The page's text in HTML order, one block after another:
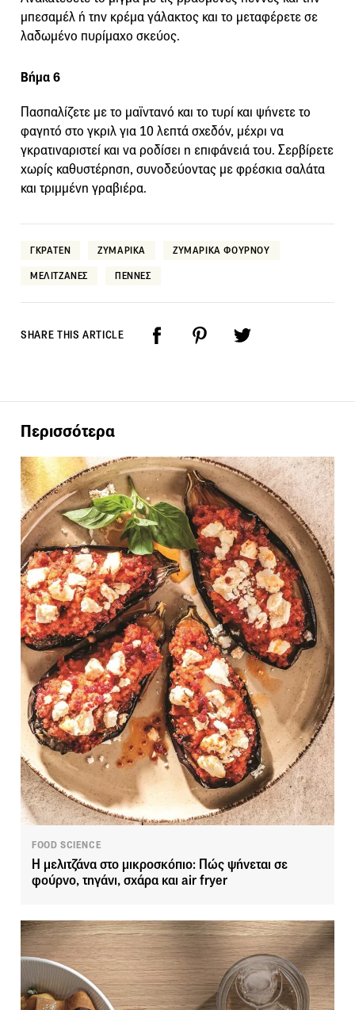
μπεσαμέλ ή την κρέμα γάλακτος και το μεταφέρετε σε
λαδωμένο πυρίμαχο σκεύος.
Βήμα 6
Πασπαλίζετε με το μαϊντανό και το τυρί και ψήνετε το
φαγητό στο γκριλ για 10 λεπτά σχεδόν, μέχρι να
γκρατιναριστεί και να ροδίσει η επιφάνειά του. Σερβίρετε
χωρίς καθυστέρηση, συνοδεύοντας με φρέσκια σαλάτα
και τριμμένη γραβιέρα.
ΓΚΡΑΤΕΝ ΖΥΜΑΡΙΚΑ ΖΥΜΑΡΙΚΑ ΦΟΥΡΝΟΥ
ΜΕΛΙΤΖΑΝΕΣ ΠΕΝΝΕΣ
SHARE THIS ARTICLE
Περισσότερα
FOOD SCIENCE
Η μελιτζάνα στο μικροσκόπιο: Πώς ψήνεται σε
φούρνο, τηγάνι, σχάρα και air fryer